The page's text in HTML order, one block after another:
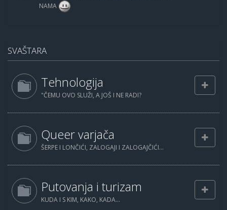
NAMA
SVAŠTARA
Tehnologija
"ČEMU OVO SLUŽI, A JOŠ I NE RADI?
Queer varjača
ŠERPE I LONČIĆI, ZALOGAJI I ZALOGAJČIĆI...
Putovanja i turizam
KUDA I S KIM, KAKO, KADA...